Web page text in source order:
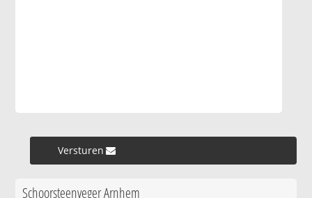
Versturen »
Schoorsteenveger Arnhem